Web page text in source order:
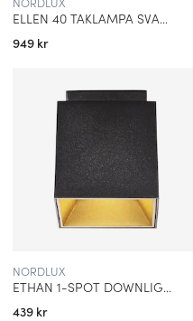
ELLEN 40 TAKLAMPA SVART
949 kr
NORDLUX
ETHAN 1-SPOT DOWNLIGHT-IN-PÅBYGGNAD MATTSVART
439 kr